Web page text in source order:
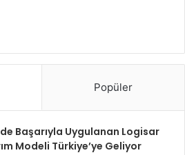
Popüler
Başarıyla Uygulanan Logisar
Modeli Türkiye’ye Geliyor